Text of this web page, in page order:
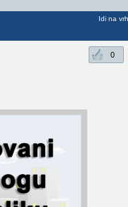
Idi na vrh
0